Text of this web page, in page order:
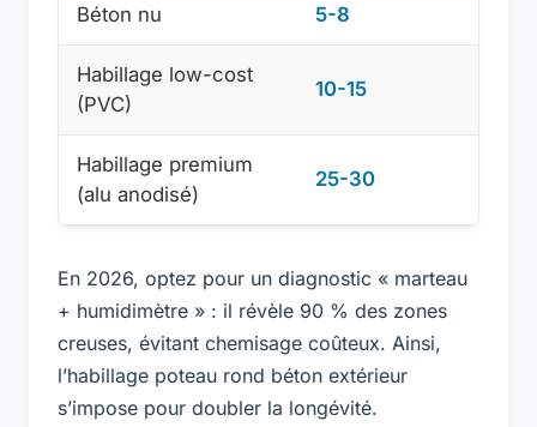
Béton nu 5-8
Habillage low-cost
(PVC)
10-15
Habillage premium
(alu anodisé)
25-30
En 2026, optez pour un diagnostic « marteau
+ humidimètre » : il révèle 90 % des zones
creuses, évitant chemisage coûteux. Ainsi,
l’habillage poteau rond béton extérieur
s’impose pour doubler la longévité.